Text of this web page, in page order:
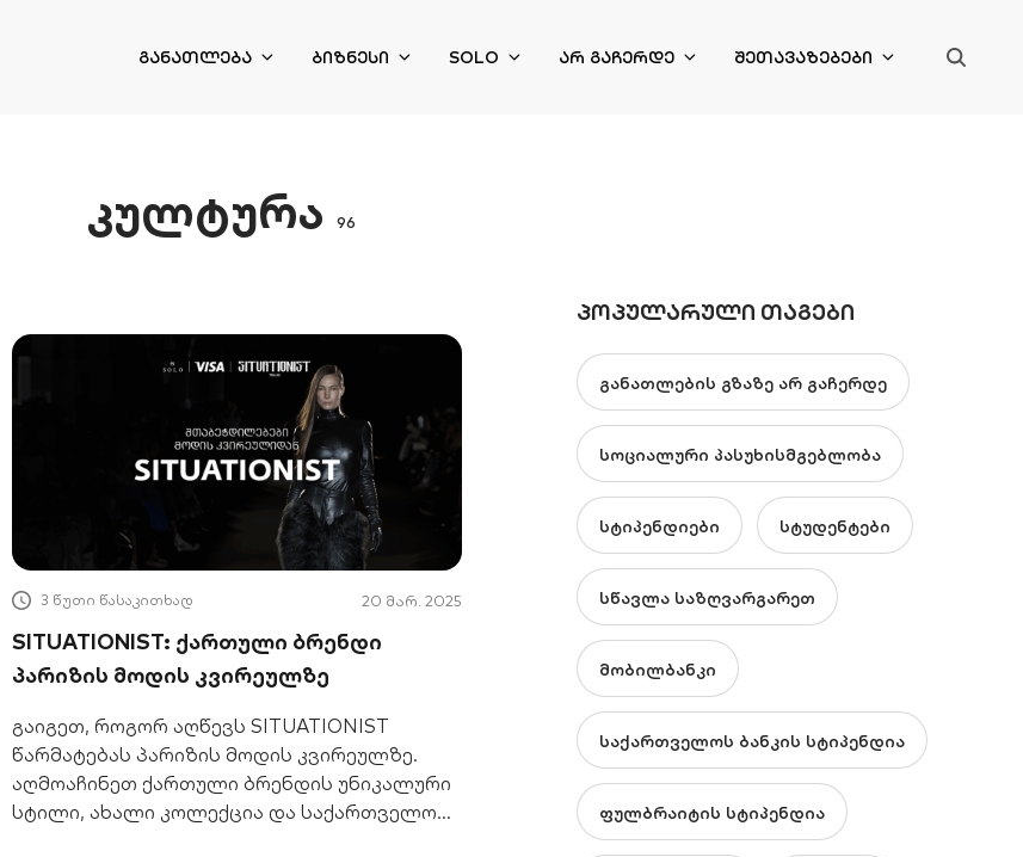
ᲒᲐᲜᲐᲗᲚᲔᲑᲐ ᲑᲘᲖᲜᲔᲡᲘ SOLO ᲐᲠ ᲒᲐᲩᲔᲠᲓᲔ ᲨᲔᲗᲐᲕᲐᲖᲔᲑᲔᲑᲘ
კულტურა 96
3 წუთი წასაკითხად 20 მარ. 2025
SITUATIONIST: ქართული ბრენდი
პარიზის მოდის კვირეულზე
გაიგეთ, როგორ აღწევს SITUATIONIST
წარმატებას პარიზის მოდის კვირეულზე.
აღმოაჩინეთ ქართული ბრენდის უნიკალური
სტილი, ახალი კოლექცია და საქართველოს
ᲞᲝᲞᲣᲚᲐᲠᲣᲚᲘ ᲗᲐᲒᲔᲑᲘ
განათლების გზაზე არ გაჩერდე
სოციალური პასუხისმგებლობა
სტიპენდიები სტუდენტები
სწავლა საზღვარგარეთ
მობილბანკი
საქართველოს ბანკის სტიპენდია
ფულბრაიტის სტიპენდია